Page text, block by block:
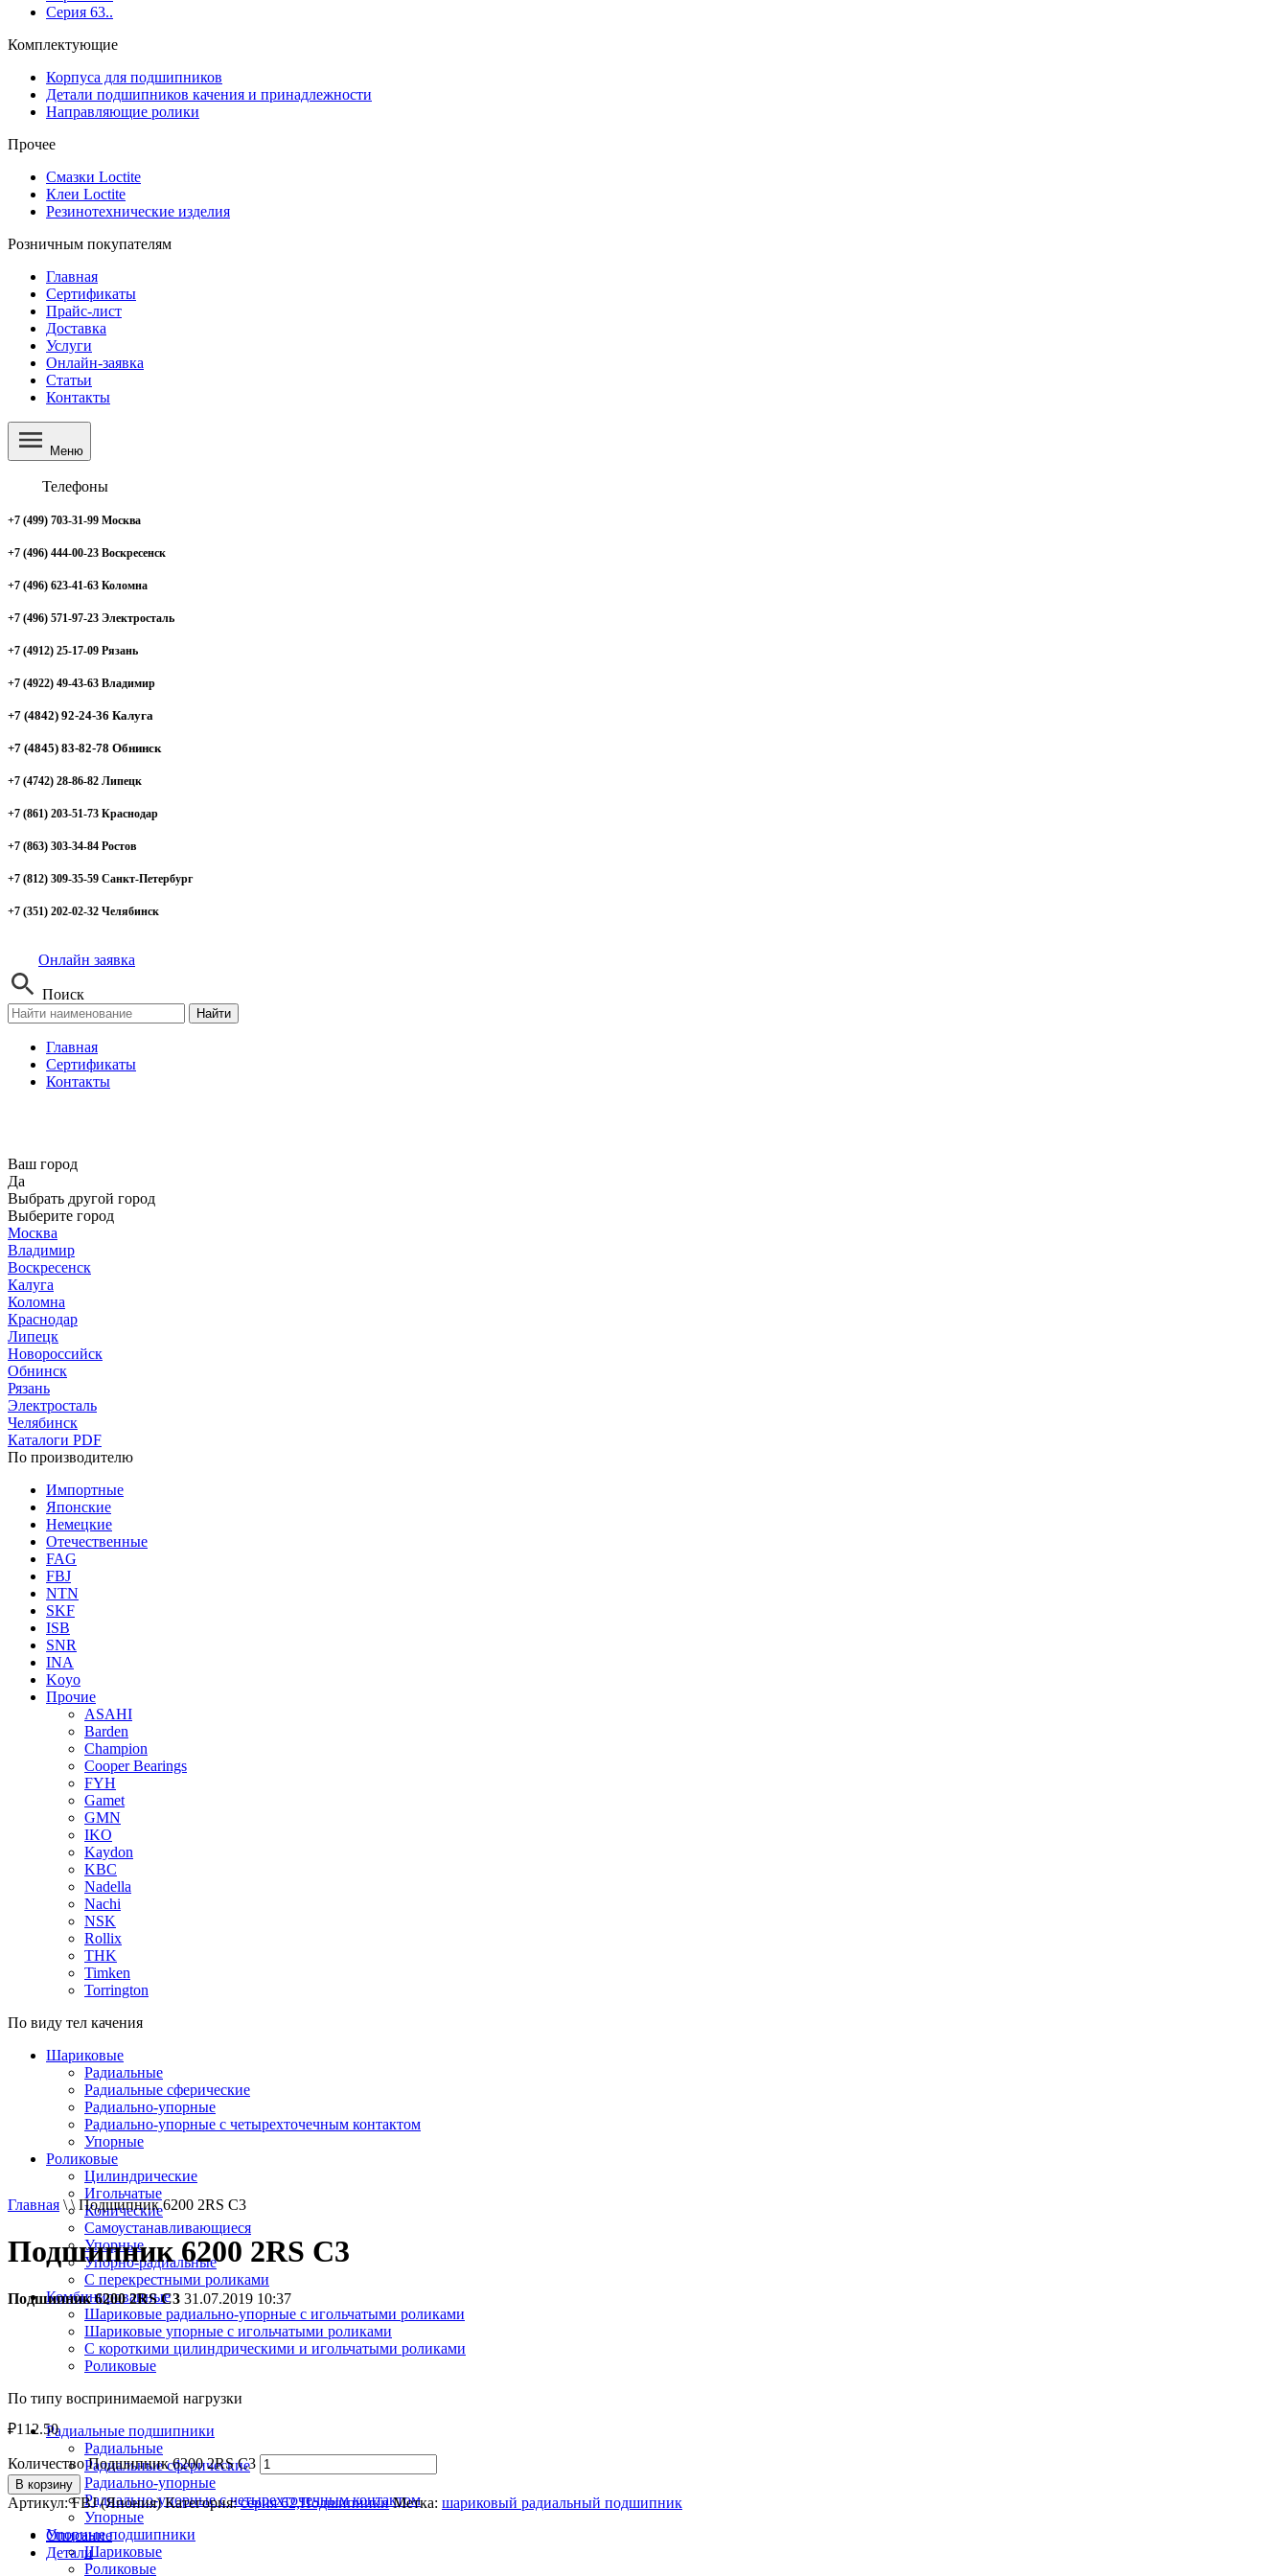
Серия 63..
Комплектующие
Корпуса для подшипников
Детали подшипников качения и принадлежности
Направляющие ролики
Прочее
Смазки Loctite
Клеи Loctite
Резинотехнические изделия
Розничным покупателям
Главная
Сертификаты
Прайс-лист
Доставка
Услуги
Онлайн-заявка
Статьи
Контакты
Меню
Телефоны
+7 (499) 703-31-99 Москва
+7 (496) 444-00-23 Воскресенск
+7 (496) 623-41-63 Коломна
+7 (496) 571-97-23 Электросталь
+7 (4912) 25-17-09 Рязань
+7 (4922) 49-43-63 Владимир
+7 (4842) 92-24-36 Калуга
+7 (4845) 83-82-78 Обнинск
+7 (4742) 28-86-82 Липецк
+7 (861) 203-51-73 Краснодар
+7 (863) 303-34-84 Ростов
+7 (812) 309-35-59 Санкт-Петербург
+7 (351) 202-02-32 Челябинск
Онлайн заявка
Поиск
Найти
Главная
Сертификаты
Контакты
Ваш город
Да
Выбрать другой город
Выберите город
Москва
Владимир
Воскресенск
Калуга
Коломна
Краснодар
Липецк
Новороссийск
Обнинск
Рязань
Электросталь
Челябинск
Каталоги PDF
По производителю
Импортные
Японские
Немецкие
Отечественные
FAG
FBJ
NTN
SKF
ISB
SNR
INA
Koyo
Прочие
ASAHI
Barden
Champion
Cooper Bearings
FYH
Gamet
GMN
IKO
Kaydon
KBC
Nadella
Nachi
NSK
Rollix
THK
Timken
Torrington
По виду тел качения
Шариковые
Радиальные
Радиальные сферические
Радиально-упорные
Радиально-упорные с четырехточечным контактом
Упорные
Роликовые
Цилиндрические
Игольчатые
Конические
Самоустанавливающиеся
Упорные
Упорно-радиальные
C перекрестными роликами
Комбинированные
Шариковые радиально-упорные с игольчатыми роликами
Шариковые упорные с игольчатыми роликами
С короткими цилиндрическими и игольчатыми роликами
Роликовые
По типу воспринимаемой нагрузки
Радиальные подшипники
Радиальные
Радиальные сферические
Радиально-упорные
Радиально-упорные с четырехточечным контактом
Упорные
Упорные подшипники
Шариковые
Роликовые
Главная \ \ Подшипник 6200 2RS C3
Подшипник 6200 2RS C3
Подшипник 6200 2RS C3 31.07.2019 10:37
₽112.50
Количество Подшипник 6200 2RS C3
В корзину
Артикул:FBJ (Япония) Категория:серия 62,Подшипники Метка: шариковый радиальный подшипник
Описание
Детали